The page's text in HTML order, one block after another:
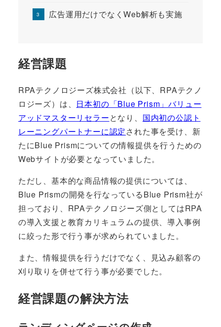
広告運用だけでなくWeb解析も実施
経営課題
RPAテクノロジーズ株式会社（以下、RPAテクノ
ロジーズ）は、 日本初の「Blue Prism」バリュー
アッドマスターリセラーとなり、 国内初の公認ト
レーニングパートナーに認定された事を受け、新
たにBlue Prismについての情報提供を行うための
Webサイトが必要となっていました。
ただし、基本的な商品情報の提供については、
Blue Prismの開発を行なっているBlue Prism社が
担っており、RPAテクノロジーズ側としてはRPA
の導入支援と教育カリキュラムの提供、導入事例
に絞った形で行う事が求められていました。
また、情報提供を行うだけでなく、見込み顧客の
刈り取りを併せて行う事が必要でした。
経営課題の解決方法